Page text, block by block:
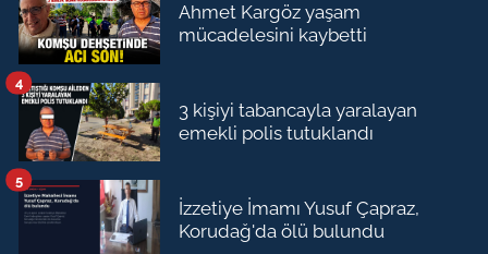
Ahmet Kargöz yaşam
mücadelesini kaybetti
3 kişiyi tabancayla yaralayan
emekli polis tutuklandı
4
İzzetiye İmamı Yusuf Çapraz,
Korudağ'da ölü bulundu
5